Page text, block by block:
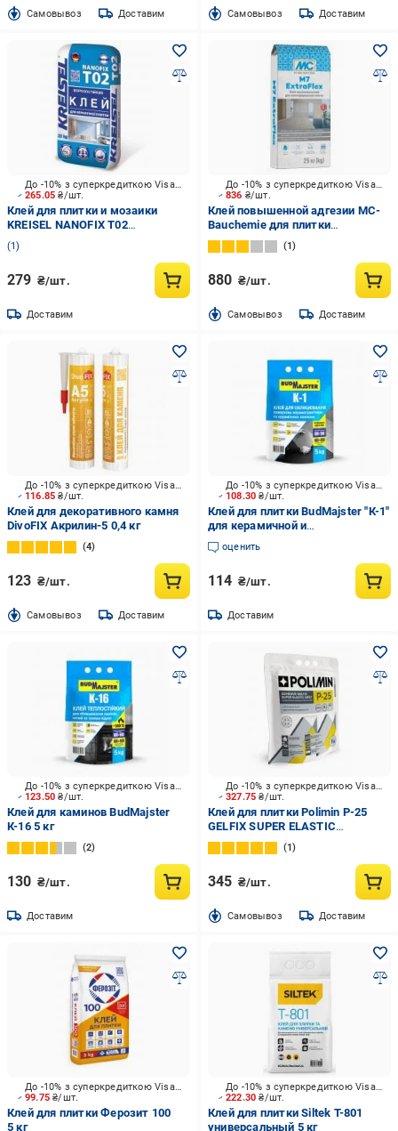
Cамовывоз Доставим Cамовывоз Доставим
265.05₴/шт.
До -10% з суперкредиткою Visa Вигода
Клей для плитки и мозаики
KREISEL NANOFIX T02
Морозостойкий 25 кг
1
279 ₴/шт.
Доставим
836 ₴/шт.
До -10% з суперкредиткою Visa Вигода
Клей повышенной адгезии MC-
Bauchemie для плитки
високоеластичний М7 ExtraFlex
25 кг
1
880 ₴/шт.
Cамовывоз Доставим
116.85₴/шт.
До -10% з суперкредиткою Visa Вигода
Клей для декоративного камня
DivoFIX Акрилин-5 0,4 кг
4
123 ₴/шт.
Cамовывоз Доставим
108.30₴/шт.
До -10% з суперкредиткою Visa Вигода
Клей для плитки BudMajster "К-1"
для керамичной и
керамогранитной плитки 5 кг
оценить
114 ₴/шт.
Доставим
123.50₴/шт.
До -10% з суперкредиткою Visa Вигода
Клей для каминов BudMajster
К-16 5 кг
2
130 ₴/шт.
Доставим
327.75₴/шт.
До -10% з суперкредиткою Visa Вигода
Клей для плитки Polimin P-25
GELFIX SUPER ELASTIC
высокоэластичный гелевый
C2TES1 5 кг
1
345 ₴/шт.
Cамовывоз Доставим
99.75₴/шт.
До -10% з суперкредиткою Visa Вигода
Клей для плитки Ферозит 100
5 кг
222.30₴/шт.
До -10% з суперкредиткою Visa Вигода
Клей для плитки Siltek T-801
универсальный 5 кг